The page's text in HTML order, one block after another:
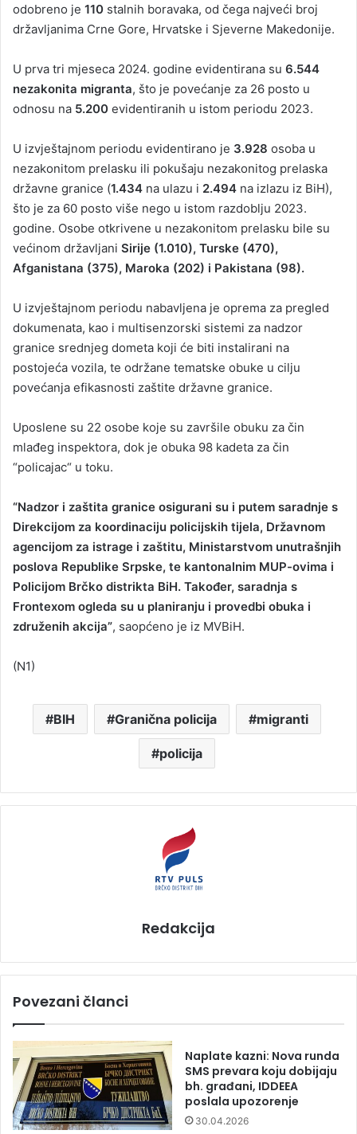
odobreno je 110 stalnih boravaka, od čega najveći broj
državljanima Crne Gore, Hrvatske i Sjeverne Makedonije.
U prva tri mjeseca 2024. godine evidentirana su 6.544
nezakonita migranta, što je povećanje za 26 posto u
odnosu na 5.200 evidentiranih u istom periodu 2023.
U izvještajnom periodu evidentirano je 3.928 osoba u
nezakonitom prelasku ili pokušaju nezakonitog prelaska
državne granice (1.434 na ulazu i 2.494 na izlazu iz BiH),
što je za 60 posto više nego u istom razdoblju 2023.
godine. Osobe otkrivene u nezakonitom prelasku bile su
većinom državljani Sirije (1.010), Turske (470),
Afganistana (375), Maroka (202) i Pakistana (98).
U izvještajnom periodu nabavljena je oprema za pregled
dokumenata, kao i multisenzorski sistemi za nadzor
granice srednjeg dometa koji će biti instalirani na
postojeća vozila, te održane tematske obuke u cilju
povećanja efikasnosti zaštite državne granice.
Uposlene su 22 osobe koje su završile obuku za čin
mlađeg inspektora, dok je obuka 98 kadeta za čin
“policajac“ u toku.
“Nadzor i zaštita granice osigurani su i putem saradnje s
Direkcijom za koordinaciju policijskih tijela, Državnom
agencijom za istrage i zaštitu, Ministarstvom unutrašnjih
poslova Republike Srpske, te kantonalnim MUP-ovima i
Policijom Brčko distrikta BiH. Također, saradnja s
Frontexom ogleda su u planiranju i provedbi obuka i
združenih akcija”, saopćeno je iz MVBiH.
(N1)
BIH Granična policija migranti
policija
Redakcija
Povezani članci
Naplate kazni: Nova runda
SMS prevara koju dobijaju
bh. građani, IDDEEA
poslala upozorenje
30.04.2026